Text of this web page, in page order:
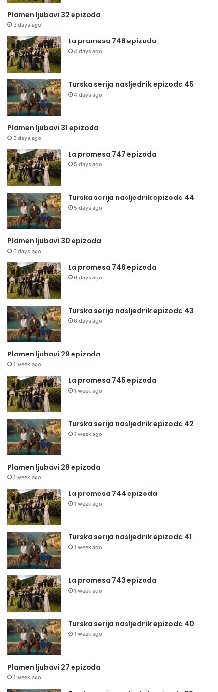
Plamen ljubavi 32 epizoda
3 days ago
La promesa 748 epizoda
4 days ago
Turska serija nasljednik epizoda 45
4 days ago
Plamen ljubavi 31 epizoda
5 days ago
La promesa 747 epizoda
5 days ago
Turska serija nasljednik epizoda 44
5 days ago
Plamen ljubavi 30 epizoda
6 days ago
La promesa 746 epizoda
6 days ago
Turska serija nasljednik epizoda 43
6 days ago
Plamen ljubavi 29 epizoda
1 week ago
La promesa 745 epizoda
1 week ago
Turska serija nasljednik epizoda 42
1 week ago
Plamen ljubavi 28 epizoda
1 week ago
La promesa 744 epizoda
1 week ago
Turska serija nasljednik epizoda 41
1 week ago
La promesa 743 epizoda
1 week ago
Turska serija nasljednik epizoda 40
1 week ago
Plamen ljubavi 27 epizoda
1 week ago